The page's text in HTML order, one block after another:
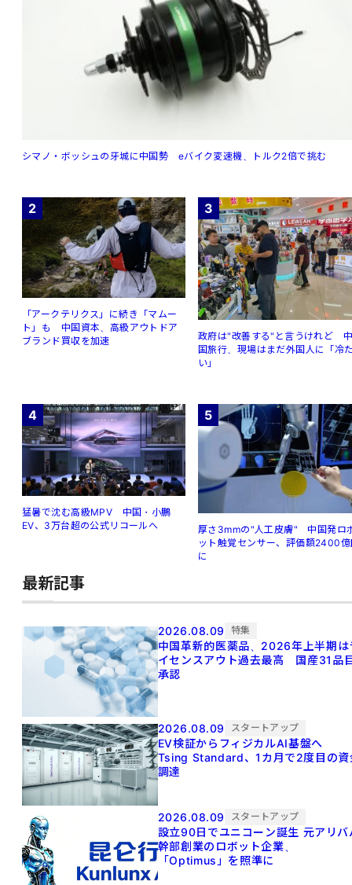
シマノ・ボッシュの牙城に中国勢 eバイク変速機、トルク2倍で挑む
2
「アークテリクス」に続き「マムー
ト」も 中国資本、高級アウトドア
ブランド買収を加速
3
政府は"改善する"と言うけれど
国旅行、現場はまだ外国人に「冷
い」
4
猛暑で沈む高級MPV 中国・小鵬
EV、3万台超の公式リコールへ
5
厚さ3mmの"人工皮膚" 中国発ロ
ット触覚センサー、評価額2400
に
最新記事
2026.08.09 特集
中国革新的医薬品、2026年上半期は
イセンスアウト過去最高 国産31品
承認
2026.08.09 スタートアップ
EV検証からフィジカルAI基盤へ
Tsing Standard、1カ月で2度目の資
調達
2026.08.09 スタートアップ
設立90日でユニコーン誕生 元アリババ
幹部創業のロボット企業、
「Optimus」を照準に